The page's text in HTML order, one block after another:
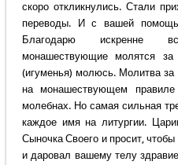
скоро откликнулись. Стали
переводы. И с вашей
Благодарю искренне
монашествующие молятся
(игуменья) молюсь. Молитва за
на монашествующем
молебнах. Но самая сильная
каждое имя на литургии.
Сыночка Своего и просит,
и даровал вашему телу